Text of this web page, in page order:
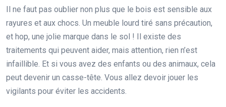
Il ne faut pas oublier non plus que le bois est sensible aux
rayures et aux chocs. Un meuble lourd tiré sans précaution,
et hop, une jolie marque dans le sol ! Il existe des
traitements qui peuvent aider, mais attention, rien n’est
infaillible. Et si vous avez des enfants ou des animaux, cela
peut devenir un casse-tête. Vous allez devoir jouer les
vigilants pour éviter les accidents.